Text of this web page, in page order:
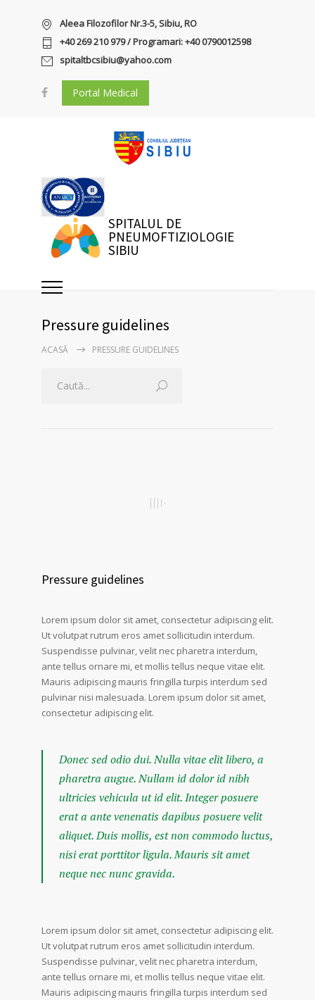
Aleea Filozofilor Nr.3-5, Sibiu, RO
+40 269 210 979 / Programari: +40 0790012598
spitaltbcsibiu@yahoo.com
Portal Medical
SPITALUL DE
PNEUMOFTIZIOLOGIE
SIBIU
Pressure guidelines
ACASĂ PRESSURE GUIDELINES
Pressure guidelines
Lorem ipsum dolor sit amet, consectetur adipiscing elit.
Ut volutpat rutrum eros amet sollicitudin interdum.
Suspendisse pulvinar, velit nec pharetra interdum,
ante tellus ornare mi, et mollis tellus neque vitae elit.
Mauris adipiscing mauris fringilla turpis interdum sed
pulvinar nisi malesuada. Lorem ipsum dolor sit amet,
consectetur adipiscing elit.
Donec sed odio dui. Nulla vitae elit libero, a
pharetra augue. Nullam id dolor id nibh
ultricies vehicula ut id elit. Integer posuere
erat a ante venenatis dapibus posuere velit
aliquet. Duis mollis, est non commodo luctus,
nisi erat porttitor ligula. Mauris sit amet
neque nec nunc gravida.
Lorem ipsum dolor sit amet, consectetur adipiscing elit.
Ut volutpat rutrum eros amet sollicitudin interdum.
Suspendisse pulvinar, velit nec pharetra interdum,
ante tellus ornare mi, et mollis tellus neque vitae elit.
Mauris adipiscing mauris fringilla turpis interdum sed